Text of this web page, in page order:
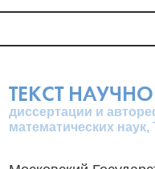
ТЕКСТ
диссертации и
математических